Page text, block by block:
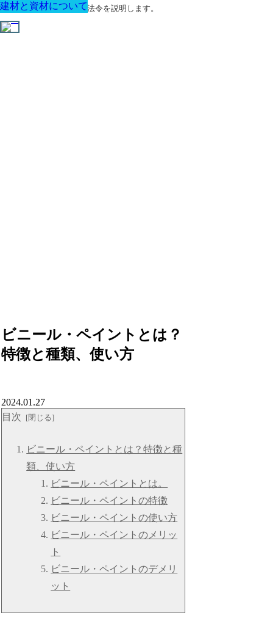
建築に関する用語と関連法令を説明します。
ビニール・ペイントとは？
特徴と種類、使い方
建材と資材について
2024.01.27
目次
ビニール・ペイントとは？特徴と種
類、使い方
ビニール・ペイントとは。
ビニール・ペイントの特徴
ビニール・ペイントの使い方
ビニール・ペイントのメリッ
ト
ビニール・ペイントのデメリ
ット
建材と資材について
建材と資材について
建材と資材について
建材と資材について
建材と資材について
建材と資材について